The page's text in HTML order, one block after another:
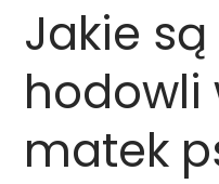
Jakie
hodowli
matek